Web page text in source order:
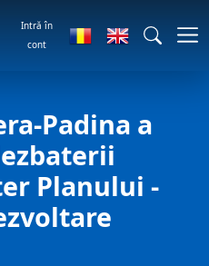
Intră în
cont
Padina a
Planului -